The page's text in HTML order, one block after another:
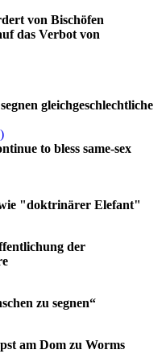
von Bischöfen
das Verbot von
gleichgeschlechtliche
to bless same-sex
"doktrinärer Elefant"
der
zu segnen“
am Dom zu Worms